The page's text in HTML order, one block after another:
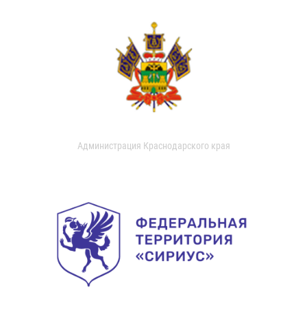
Администрация Краснодарского края